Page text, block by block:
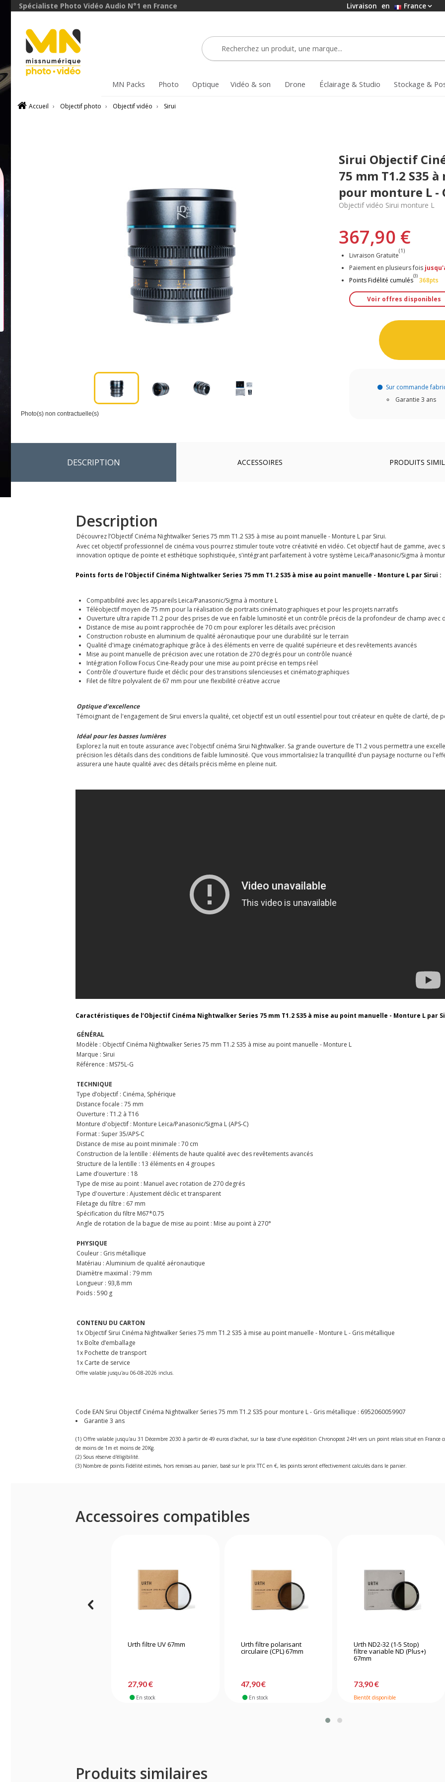
Spécialiste Photo Vidéo Audio N°1 en France Livraison en France
MN Packs Photo Optique Vidéo & son Drone Éclairage & Studio Stockage &
Accueil › Objectif photo › Objectif vidéo › Sirui
avec le code
Photo(s) non contractuelle(s)
Sirui Objectif
75 mm T1.2 S35
pour monture L -
Objectif vidéo Sirui monture L
367,90 €
Livraison Gratuite
(1)
Paiement en plusieurs fois
Points Fidélité cumulés
(3)
368pts
Voir offres disponibles
Sur commande
Garantie 3 ans
DESCRIPTION ACCESSOIRES PRODUITS
Description
Découvrez l’Objectif Cinéma Nightwalker Series 75 mm T1.2 S35 à mise au point manuelle - Monture L par Sirui.
Avec cet objectif professionnel de cinéma vous pourrez stimuler toute votre créativité en vidéo. Cet objectif haut de gamme,
innovation optique de pointe et esthétique sophistiquée, s'intégrant parfaitement à votre système Leica/Panasonic/Sigma à
Points forts de l’Objectif Cinéma Nightwalker Series 75 mm T1.2 S35 à mise au point manuelle - Monture L par Sirui :
Compatibilité avec les appareils Leica/Panasonic/Sigma à monture L
Téléobjectif moyen de 75 mm pour la réalisation de portraits cinématographiques et pour les projets narratifs
Ouverture ultra rapide T1.2 pour des prises de vue en faible luminosité et un contrôle précis de la profondeur de champ avec
Distance de mise au point rapprochée de 70 cm pour explorer les détails avec précision
Construction robuste en aluminium de qualité aéronautique pour une durabilité sur le terrain
Qualité d'image cinématographique grâce à des éléments en verre de qualité supérieure et des revêtements avancés
Mise au point manuelle de précision avec une rotation de 270 degrés pour un contrôle nuancé
Intégration Follow Focus Cine-Ready pour une mise au point précise en temps réel
Contrôle d'ouverture fluide et déclic pour des transitions silencieuses et cinématographiques
Filet de filtre polyvalent de 67 mm pour une flexibilité créative accrue
Optique d’excellence
Témoignant de l'engagement de Sirui envers la qualité, cet objectif est un outil essentiel pour tout créateur en quête de clarté, de
Idéal pour les basses lumières
Explorez la nuit en toute assurance avec l'objectif cinéma Sirui Nightwalker. Sa grande ouverture de T1.2 vous permettra une
précision les détails dans des conditions de faible luminosité. Que vous immortalisiez la tranquillité d'un paysage nocturne ou
assurera une haute qualité avec des détails précis même en pleine nuit.
Caractéristiques de l’Objectif Cinéma Nightwalker Series 75 mm T1.2 S35 à mise au point manuelle - Monture L par
GÉNÉRAL
Modèle : Objectif Cinéma Nightwalker Series 75 mm T1.2 S35 à mise au point manuelle - Monture L
Marque : Sirui
Référence : MS75L-G
TECHNIQUE
Type d’objectif : Cinéma, Sphérique
Distance focale : 75 mm
Ouverture : T1.2 à T16
Monture d'objectif : Monture Leica/Panasonic/Sigma L (APS-C)
Format : Super 35/APS-C
Distance de mise au point minimale : 70 cm
Construction de la lentille : éléments de haute qualité avec des revêtements avancés
Structure de la lentille : 13 éléments en 4 groupes
Lame d’ouverture : 18
Type de mise au point : Manuel avec rotation de 270 degrés
Type d'ouverture : Ajustement déclic et transparent
Filetage du filtre : 67 mm
Spécification du filtre M67*0.75
Angle de rotation de la bague de mise au point : Mise au point à 270°
PHYSIQUE
Couleur : Gris métallique
Matériau : Aluminium de qualité aéronautique
Diamètre maximal : 79 mm
Longueur : 93,8 mm
Poids : 590 g
CONTENU DU CARTON
1x Objectif Sirui Cinéma Nightwalker Series 75 mm T1.2 S35 à mise au point manuelle - Monture L - Gris métallique
1x Boîte d’emballage
1x Pochette de transport
1x Carte de service
Offre valable jusqu'au 06-08-2026 inclus.
Code EAN Sirui Objectif Cinéma Nightwalker Series 75 mm T1.2 S35 pour monture L - Gris métallique : 6952060059907
Garantie 3 ans
(1) Offre valable jusqu'au 31 Décembre 2030 à partir de 49 euros d'achat, sur la base d'une expédition Chronopost 24H vers un point relais situé en
de moins de 1m et moins de 20Kg.
(2) Sous réserve d'éligibilité.
(3) Nombre de points Fidélité estimés, hors remises au panier, basé sur le prix TTC en €, les points seront effectivement calculés dans le panier.
Accessoires compatibles
Urth filtre UV 67mm
27,90 €
En stock
Urth filtre polarisant
circulaire (CPL) 67mm
47,90 €
En stock
Urth ND2-32 (1-5 Stop)
filtre variable ND (Plus+)
67mm
73,90 €
Bientôt disponible
Produits similaires